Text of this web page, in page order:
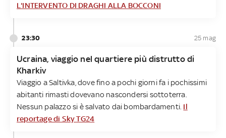
L'INTERVENTO DI DRAGHI ALLA BOCCONI
23:30 25 mag
Ucraina, viaggio nel quartiere più distrutto di
Kharkiv
Viaggio a Saltivka, dove fino a pochi giorni fa i pochissimi
abitanti rimasti dovevano nascondersi sottoterra.
Nessun palazzo si è salvato dai bombardamenti. Il
reportage di Sky TG24